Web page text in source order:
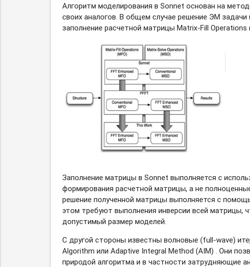
Алгоритм моделирования в Sonnet основан на
своих аналогов. В общем случае решение ЭМ
заполнение расчетной матрицы Matrix-Fill Operations
Заполнение матрицы в Sonnet выполняется с
формирования расчетной матрицы, а не
решение полученной матрицы выполняется с
этом требуют выполнения инверсии всей матрицы,
допустимый размер моделей.
С другой стороны известны волновые (full-wave)
Algorithm или Adaptive Integral Method (AIM) . Они
природой алгоритма и в частности затрудняющие